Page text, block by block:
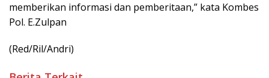
memberikan informasi dan pemberitaan,” kata Kombes
Pol. E.Zulpan
(Red/Ril/Andri)